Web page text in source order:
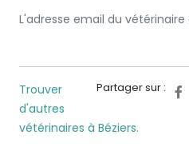
L'adresse email du
Partager sur :
Trouver
d'autres
vétérinaires à Béziers.